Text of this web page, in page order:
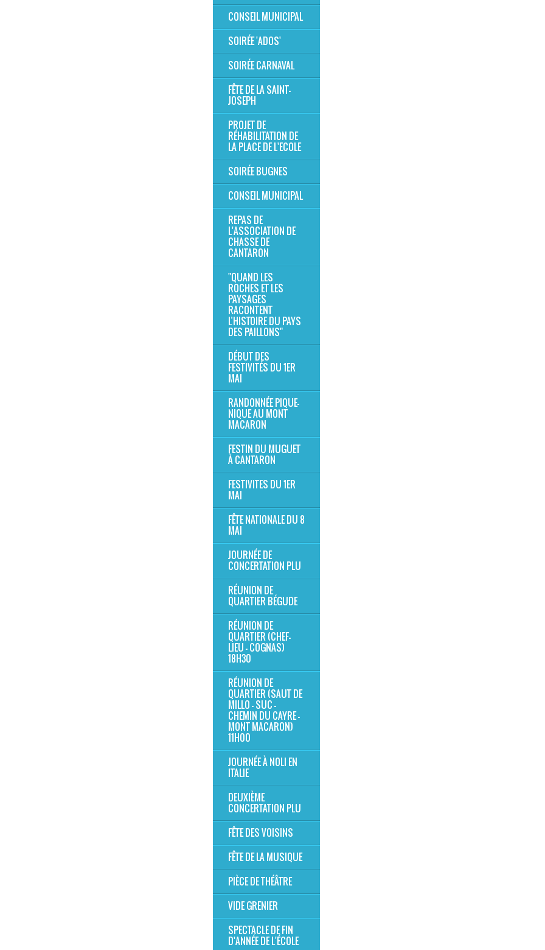
CONSEIL MUNICIPAL
SOIRÉE 'ADOS'
SOIRÉE CARNAVAL
FÊTE DE LA SAINT-
JOSEPH
PROJET DE
RÉHABILITATION DE
LA PLACE DE L'ECOLE
SOIRÉE BUGNES
CONSEIL MUNICIPAL
REPAS DE
L'ASSOCIATION DE
CHASSE DE
CANTARON
"QUAND LES
ROCHES ET LES
PAYSAGES
RACONTENT
L’HISTOIRE DU PAYS
DES PAILLONS"
DÉBUT DES
FESTIVITÉS DU 1ER
MAI
RANDONNÉE PIQUE-
NIQUE AU MONT
MACARON
FESTIN DU MUGUET
À CANTARON
FESTIVITES DU 1ER
MAI
FÊTE NATIONALE DU 8
MAI
JOURNÉE DE
CONCERTATION PLU
RÉUNION DE
QUARTIER BÉGUDE
RÉUNION DE
QUARTIER (CHEF-
LIEU - COGNAS)
18H30
RÉUNION DE
QUARTIER (SAUT DE
MILLO - SUC -
CHEMIN DU CAYRE -
MONT MACARON)
11H00
JOURNÉE À NOLI EN
ITALIE
DEUXIÈME
CONCERTATION PLU
FÊTE DES VOISINS
FÊTE DE LA MUSIQUE
PIÈCE DE THÉÂTRE
VIDE GRENIER
SPECTACLE DE FIN
D'ANNÉE DE L'ÉCOLE